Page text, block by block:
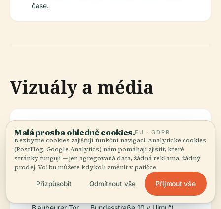
čase.
Vizuály a média
Bundesstraße 10
zdůrazňující
stuttgartskou část
ukazující trasu Bundesstraße
10 přes Stuttgart a okolní
regiony“)
Fotografie
Blaubeurer Tor
(alternativní text: „Výstavba
tunelu Blaubeurer Tor na
Bundesstraße 10 v Ulmu“)
Malá prosba ohledně cookies.EU · GDPR
Nezbytné cookies zajišťují funkční navigaci. Analytické cookies
(PostHog, Google Analytics) nám pomáhají zjistit, které
stránky fungují — jen agregovaná data, žádná reklama, žádný
prodej. Volbu můžete kdykoli změnit v patičce.
Přizpůsobit Odmítnout vše Přijmout vše